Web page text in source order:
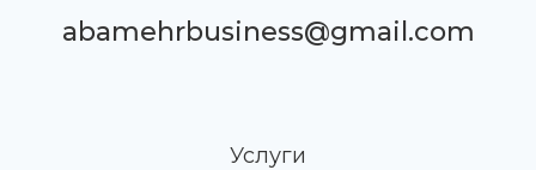
abamehrbusiness@gmail.com
Услуги